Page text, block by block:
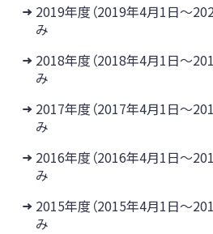
2019年度（2019年4月1日～
み
2018年度（2018年4月1日～
み
2017年度（2017年4月1日～
み
2016年度（2016年4月1日～
み
2015年度（2015年4月1日～
み